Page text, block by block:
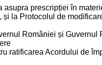
asupra prescripției în
la Protocolul de
României și Guvernul
ratificarea Acordului de